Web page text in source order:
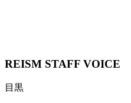
REISM STAFF VOICE
目黒